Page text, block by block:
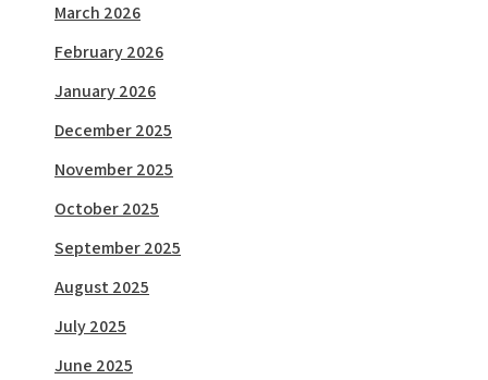
March 2026
February 2026
January 2026
December 2025
November 2025
October 2025
September 2025
August 2025
July 2025
June 2025